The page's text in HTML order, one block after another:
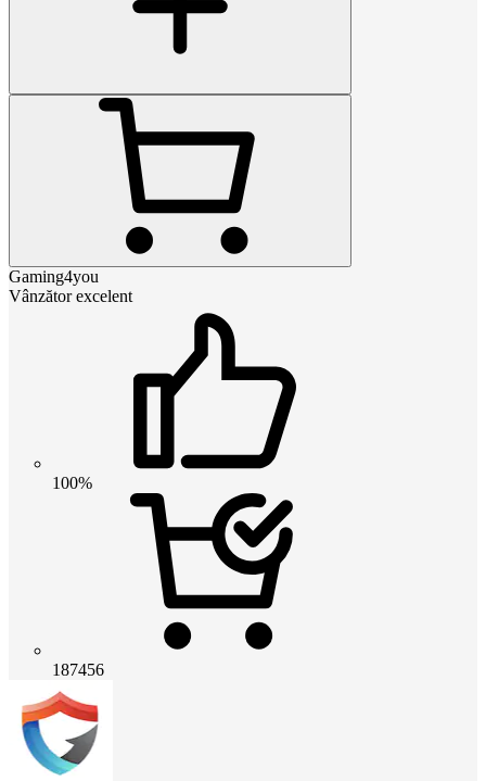
Gaming4you
Vânzător excelent
100%
187456